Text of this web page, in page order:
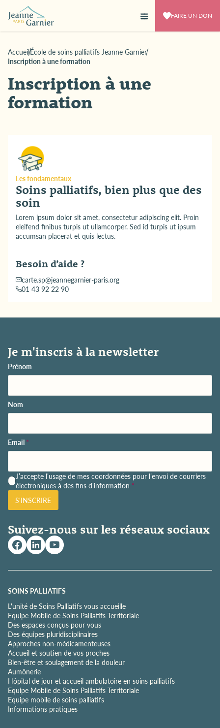
FAIRE UN DON
AccueilÉcole de soins palliatifs Jeanne Garnier
Inscription à une formation
Inscription à une
formation
Les fondamentaux
Soins palliatifs, bien plus que des
soin
Lorem ipsum dolor sit amet, consectetur adipiscing elit. Proin
eleifend finibus turpis ut ullamcorper. Sed id turpis ut ipsum
accumsan placerat et quis lectus.
Besoin d’aide ?
carte.sp@jeannegarnier-paris.org
01 43 92 22 90
Je m'inscris à la newsletter
Prénom
Nom
Email *
P
o
l
t
q
u
e
e
o
n
f
i
d
e
n
t
i
a
l
i
t
é
J’accepte l’usage de mes coordonnées pour l’envoi de courriers
électroniques à des fins d'information *
S'INSCRIRE
Suivez-nous sur les réseaux sociaux
SOINS PALLIATIFS
L'unité de Soins Palliatifs vous accueille
Equipe Mobile de Soins Palliatifs Territoriale
Des espaces conçus pour vous
Des équipes pluridisciplinaires
Approches non-médicamenteuses
Accueil et soutien de vos proches
Bien-être et soulagement de la douleur
Aumônerie
Hôpital de jour et accueil ambulatoire en soins palliatifs
Equipe Mobile de Soins Palliatifs Territoriale
Equipe mobile de soins palliatifs
Informations pratiques